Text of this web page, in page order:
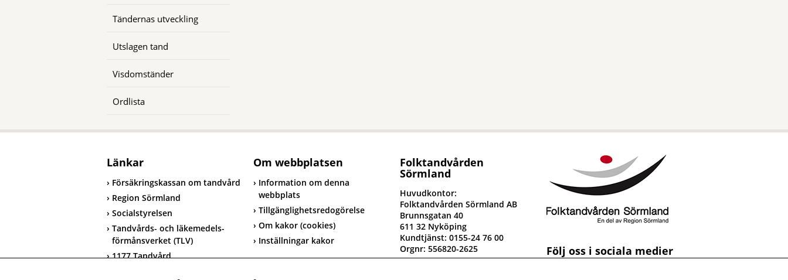
Tändernas utveckling
Utslagen tand
Visdomständer
Ordlista
Länkar
Försäkringskassan om tandvård
Region Sörmland
Socialstyrelsen
Tandvårds- och läkemedels-
förmånsverket (TLV)
1177 Tandvård
Om webbplatsen
Information om denna
webbplats
Tillgänglighetsredogörelse
Om kakor (cookies)
Inställningar kakor
Folktandvården
Sörmland
Huvudkontor:
Folktandvården Sörmland AB
Brunnsgatan 40
611 32 Nyköping
Kundtjänst: 0155-24 76 00
Orgnr: 556820-2625
Följ oss i sociala medier